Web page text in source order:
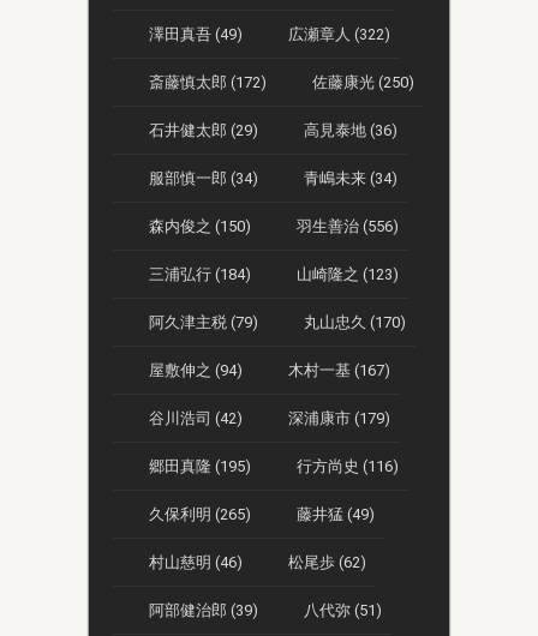
澤田真吾 (49) 広瀬章人 (322)
斎藤慎太郎 (172) 佐藤康光 (250)
石井健太郎 (29) 高見泰地 (36)
服部慎一郎 (34) 青嶋未来 (34)
森内俊之 (150) 羽生善治 (556)
三浦弘行 (184) 山崎隆之 (123)
阿久津主税 (79) 丸山忠久 (170)
屋敷伸之 (94) 木村一基 (167)
谷川浩司 (42) 深浦康市 (179)
郷田真隆 (195) 行方尚史 (116)
久保利明 (265) 藤井猛 (49)
村山慈明 (46) 松尾歩 (62)
阿部健治郎 (39) 八代弥 (51)